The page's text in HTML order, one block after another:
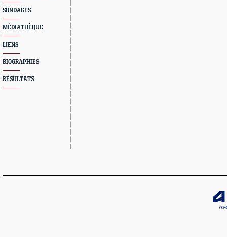
SONDAGES
MÉDIATHÈQUE
LIENS
BIOGRAPHIES
RÉSULTATS